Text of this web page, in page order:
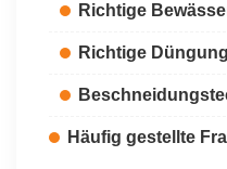
Richtige
Richtige Düngung
Häufig gestellte